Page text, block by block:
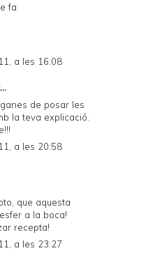
fa
a les 16:08
de posar les
la teva explicació.
a les 20:58
que aquesta
a la boca!
recepta!
a les 23:27